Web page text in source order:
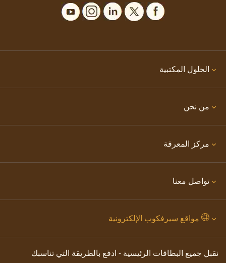
الحلول المكتبية
من نحن
مركز المعرفة
تواصل معنا
مواقع سيرفكوب الإلكترونية
نقبل جميع البطاقات الرئيسية - ادفع بالطريقة التي تناسبك